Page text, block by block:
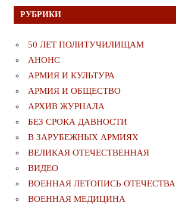
РУБРИКИ
50 ЛЕТ ПОЛИТУЧИЛИЩАМ
АНОНС
АРМИЯ И КУЛЬТУРА
АРМИЯ И ОБЩЕСТВО
АРХИВ ЖУРНАЛА
БЕЗ СРОКА ДАВНОСТИ
В ЗАРУБЕЖНЫХ АРМИЯХ
ВЕЛИКАЯ ОТЕЧЕСТВЕННАЯ
ВИДЕО
ВОЕННАЯ ЛЕТОПИСЬ ОТЕЧЕСТВА
ВОЕННАЯ МЕДИЦИНА